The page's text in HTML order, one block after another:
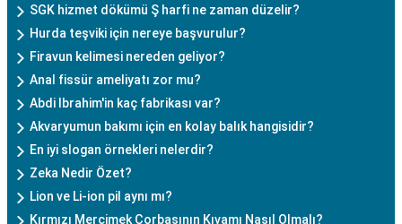
SGK hizmet dökümü Ş harfi ne zaman düzelir?
Hurda teşviki için nereye başvurulur?
Firavun kelimesi nereden geliyor?
Anal fissür ameliyatı zor mu?
Abdi Ibrahim'in kaç fabrikası var?
Akvaryumun bakımı için en kolay balık hangisidir?
En iyi slogan örnekleri nelerdir?
Zeka Nedir Özet?
Lion ve Li-ion pil aynı mı?
Kırmızı Mercimek Çorbasının Kıvamı Nasıl Olmalı?